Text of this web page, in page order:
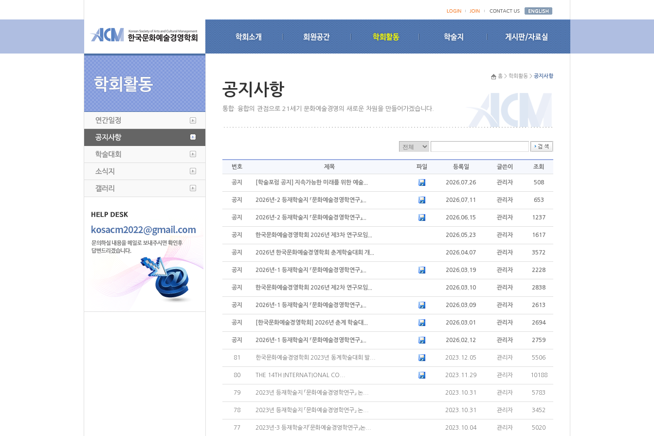
홈 > 학회활동 > 공지사항
공지사항
통합· 융합의 관점으로 21세기 문화예술경영의 새로운 차원을 만들어가겠습니다.
번호 제목 파일 등록일 글쓴이 조회
공지 [학술포럼 공지] 지속가능한 미래를 위한 예술... 2026.07.26 관리자 508
공지 2026년-2 등재학술지 「문화예술경영학연구」... 2026.07.11 관리자 653
공지 2026년-2 등재학술지 「문화예술경영학연구」... 2026.06.15 관리자 1237
공지 한국문화예술경영학회 2026년 제3차 연구모임... 2026.05.23 관리자 1617
공지 2026년 한국문화예술경영학회 춘계학술대회 개... 2026.04.07 관리자 3572
공지 2026년-1 등재학술지 「문화예술경영학연구」... 2026.03.19 관리자 2228
공지 한국문화예술경영학회 2026년 제2차 연구모임... 2026.03.10 관리자 2838
공지 2026년-1 등재학술지 「문화예술경영학연구」... 2026.03.09 관리자 2613
공지 [한국문화예술경영학회] 2026년 춘계 학술대... 2026.03.01 관리자 2694
공지 2026년-1 등재학술지 「문화예술경영학연구」... 2026.02.12 관리자 2759
81 한국문화예술경영학회 2023년 동계학술대회 발... 2023.12.05 관리자 5506
80 THE 14TH INTERNATIONAL CO... 2023.11.29 관리자 10188
79 2023년 등재학술지 「문화예술경영학연구」 논... 2023.10.31 관리자 5783
78 2023년 등재학술지 「문화예술경영학연구」 논... 2023.10.31 관리자 3452
77 2023년-3 등재학술지「문화예술경영학연구」논... 2023.10.04 관리자 5020